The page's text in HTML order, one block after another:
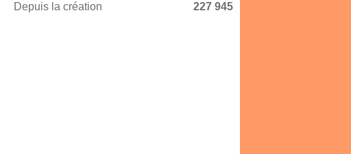
Depuis la création 227 945